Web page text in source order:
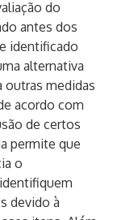
do
antes dos
identificado
alternativa
outras medidas
acordo com
de certos
permite que
o
devido à